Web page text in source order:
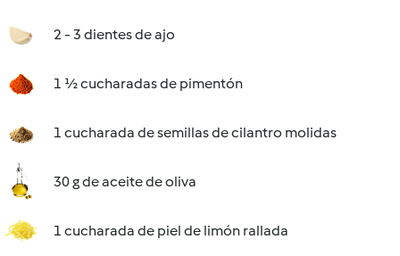
2 - 3 dientes de ajo
1 ½ cucharadas de pimentón
1 cucharada de semillas de cilantro molidas
30 g de aceite de oliva
1 cucharada de piel de limón rallada